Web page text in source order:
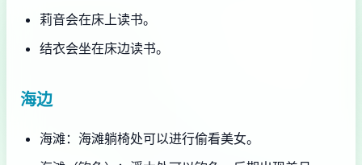
莉音会在床上读书。
结衣会坐在床边读书。
海边
海滩：海滩躺椅处可以进行偷看美女。